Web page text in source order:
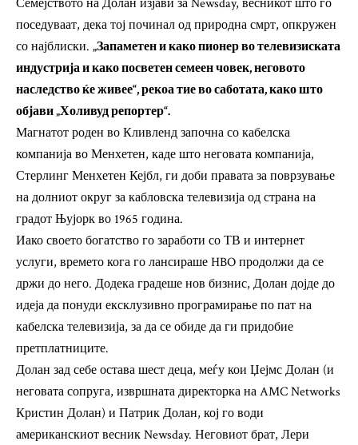
Семејството на Долан изјави за Newsday, весникот што го
поседуваат, дека тој починал од природна смрт, опкружен
со најблиски. „Запаметен и како пионер во телевизиската
индустрија и како посветен семеен човек, неговото
наследство ќе живее“, рекоа тие во саботата, како што
објави „Холивуд репортер“.
Магнатот роден во Кливленд започна со кабелска
компанија во Менхетен, каде што неговата компанија,
Стерлинг Менхетен Кејбл, ги доби правата за поврзување
на долниот округ за кабловска телевизија од страна на
градот Њујорк во 1965 година.
Иако своето богатство го заработи со ТВ и интернет
услуги, времето кога го лансираше HBO продолжи да се
држи до него. Додека градеше нов бизнис, Долан дојде до
идеја да понуди ексклузивно програмирање по пат на
кабелска телевизија, за да се обиде да ги придобие
претплатниците.
Долан зад себе остава шест деца, меѓу кои Џејмс Долан (и
неговата сопруга, извршната директорка на AMC Networks
Кристин Долан) и Патрик Долан, кој го води
американскиот весник Newsday. Неговиот брат, Лери